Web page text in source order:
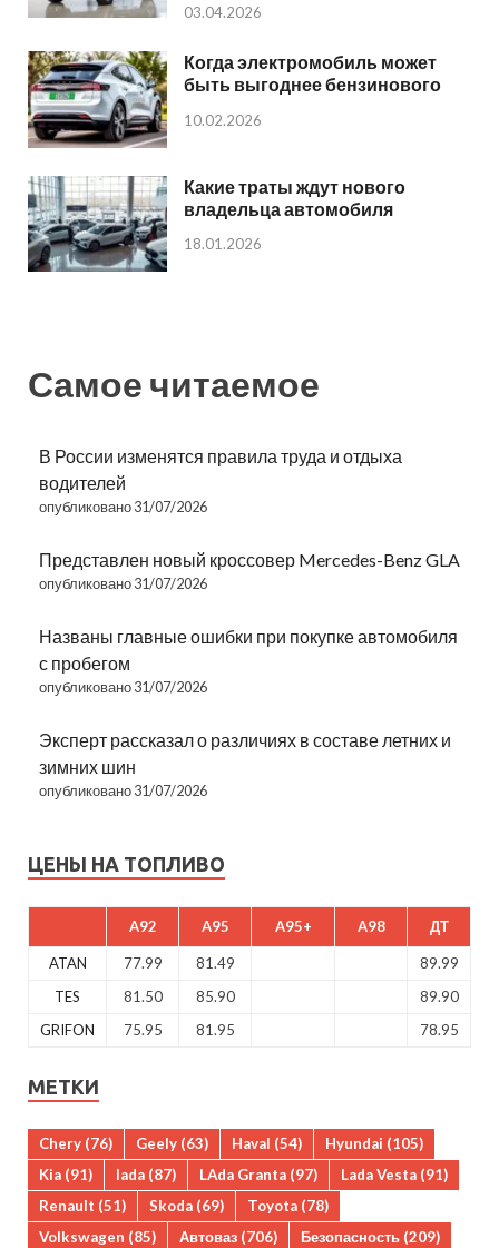
03.04.2026
Когда электромобиль может
быть выгоднее бензинового
10.02.2026
Какие траты ждут нового
владельца автомобиля
18.01.2026
Самое читаемое
В России изменятся правила труда и отдыха
водителей
опубликовано 31/07/2026
Представлен новый кроссовер Mercedes-Benz GLA
опубликовано 31/07/2026
Названы главные ошибки при покупке автомобиля
с пробегом
опубликовано 31/07/2026
Эксперт рассказал о различиях в составе летних и
зимних шин
опубликовано 31/07/2026
ЦЕНЫ НА ТОПЛИВО
A92 A95 A95+ A98 ДТ
ATAN 77.99 81.49
89.99
TES
81.50 85.90
89.90
GRIFON
75.95 81.95 78.95
МЕТКИ
Chery (76) Geely (63) Haval (54) Hyundai (105)
Kia (91) lada (87) LAda Granta (97) Lada Vesta (91)
Renault (51) Skoda (69) Toyota (78)
Volkswagen (85) Автоваз (706) Безопасность (209)